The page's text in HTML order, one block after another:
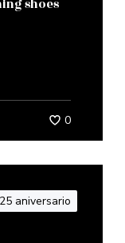
shoes
0
aniversario